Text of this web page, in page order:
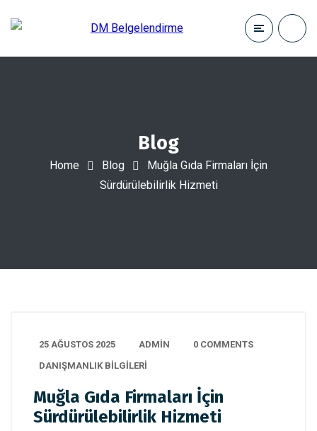
Blog
Home Blog
Muğla Gıda Firmaları İçin
Sürdürülebilirlik Hizmeti
25 AĞUSTOS 2025 ADMIN
0 COMMENTS
DANIŞMANLIK BILGILERI
Muğla Gıda Firmaları İçin
Sürdürülebilirlik Hizmeti